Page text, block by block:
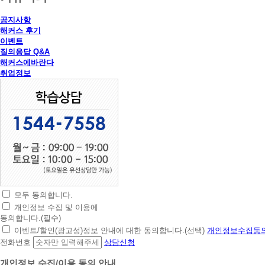
공지사항
해커스 후기
이벤트
질의응답 Q&A
해커스에바란다
취업정보
초
간
편
상
담
모두 동의합니다.
개인정보 수집 및 이용에
동의합니다.(필수)
이벤트/할인(광고성)정보 안내에 대한 동의합니다.(선택) 개인정보수집동
전화번호
상담신청